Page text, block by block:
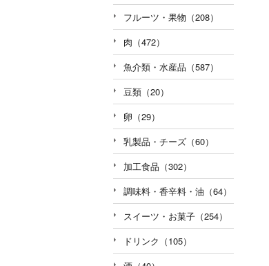
フルーツ・果物（208）
肉（472）
魚介類・水産品（587）
豆類（20）
卵（29）
乳製品・チーズ（60）
加工食品（302）
調味料・香辛料・油（64）
スイーツ・お菓子（254）
ドリンク（105）